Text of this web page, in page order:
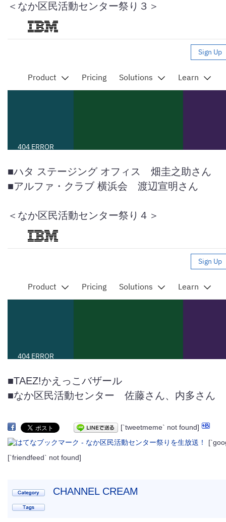
＜なか区民活動センター祭り３＞
■ハタ ステージング オフィス 畑圭之助さん
■アルファ・クラブ 横浜会 渡辺宣明さん
＜なか区民活動センター祭り４＞
■TAEZ!かえっこバザール
■なか区民活動センター 佐藤さん、内多さん
[`tweetmeme` not found]
[`friendfeed` not found]
CHANNEL CREAM